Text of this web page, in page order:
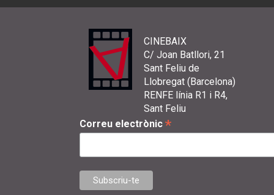
CINEBAIX
C/ Joan Batllori, 21
Sant Feliu de
Llobregat (Barcelona)
RENFE línia R1 i R4,
Sant Feliu
Correu electrònic *